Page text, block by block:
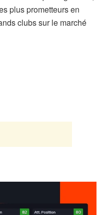
plus prometteurs en
clubs sur le marché